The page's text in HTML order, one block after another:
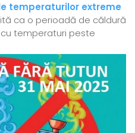
temperaturilor extreme
ca o perioadă de căldură
temperaturi peste